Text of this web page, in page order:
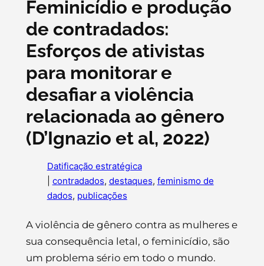
Feminicídio e produção
de contradados:
Esforços de ativistas
para monitorar e
desafiar a violência
relacionada ao gênero
(D’Ignazio et al, 2022)
Datificação estratégica
contradados, destaques, feminismo de
dados, publicações
A violência de gênero contra as mulheres e
sua consequência letal, o feminicídio, são
um problema sério em todo o mundo.